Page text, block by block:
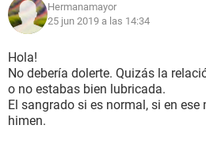
Hermanamayor
25 jun 2019 a las 14:34
Hola!
No debería dolerte. Quizás la
o no estabas bien lubricada.
El sangrado si es normal, si en
himen.